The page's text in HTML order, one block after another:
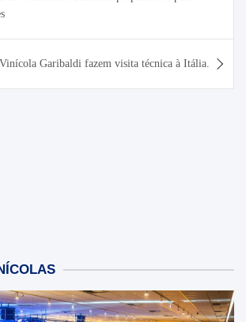
Garibaldi fazem visita técnica à Itália.